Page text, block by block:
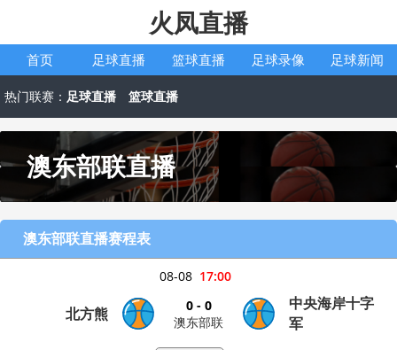
火凤直播
首页 足球直播 篮球直播 足球录像 足球新闻
热门联赛： 足球直播 篮球直播
澳东部联直播
澳东部联直播赛程表
17:00
08-08
北方熊
0 - 0
澳东部联
中央海岸十字
军